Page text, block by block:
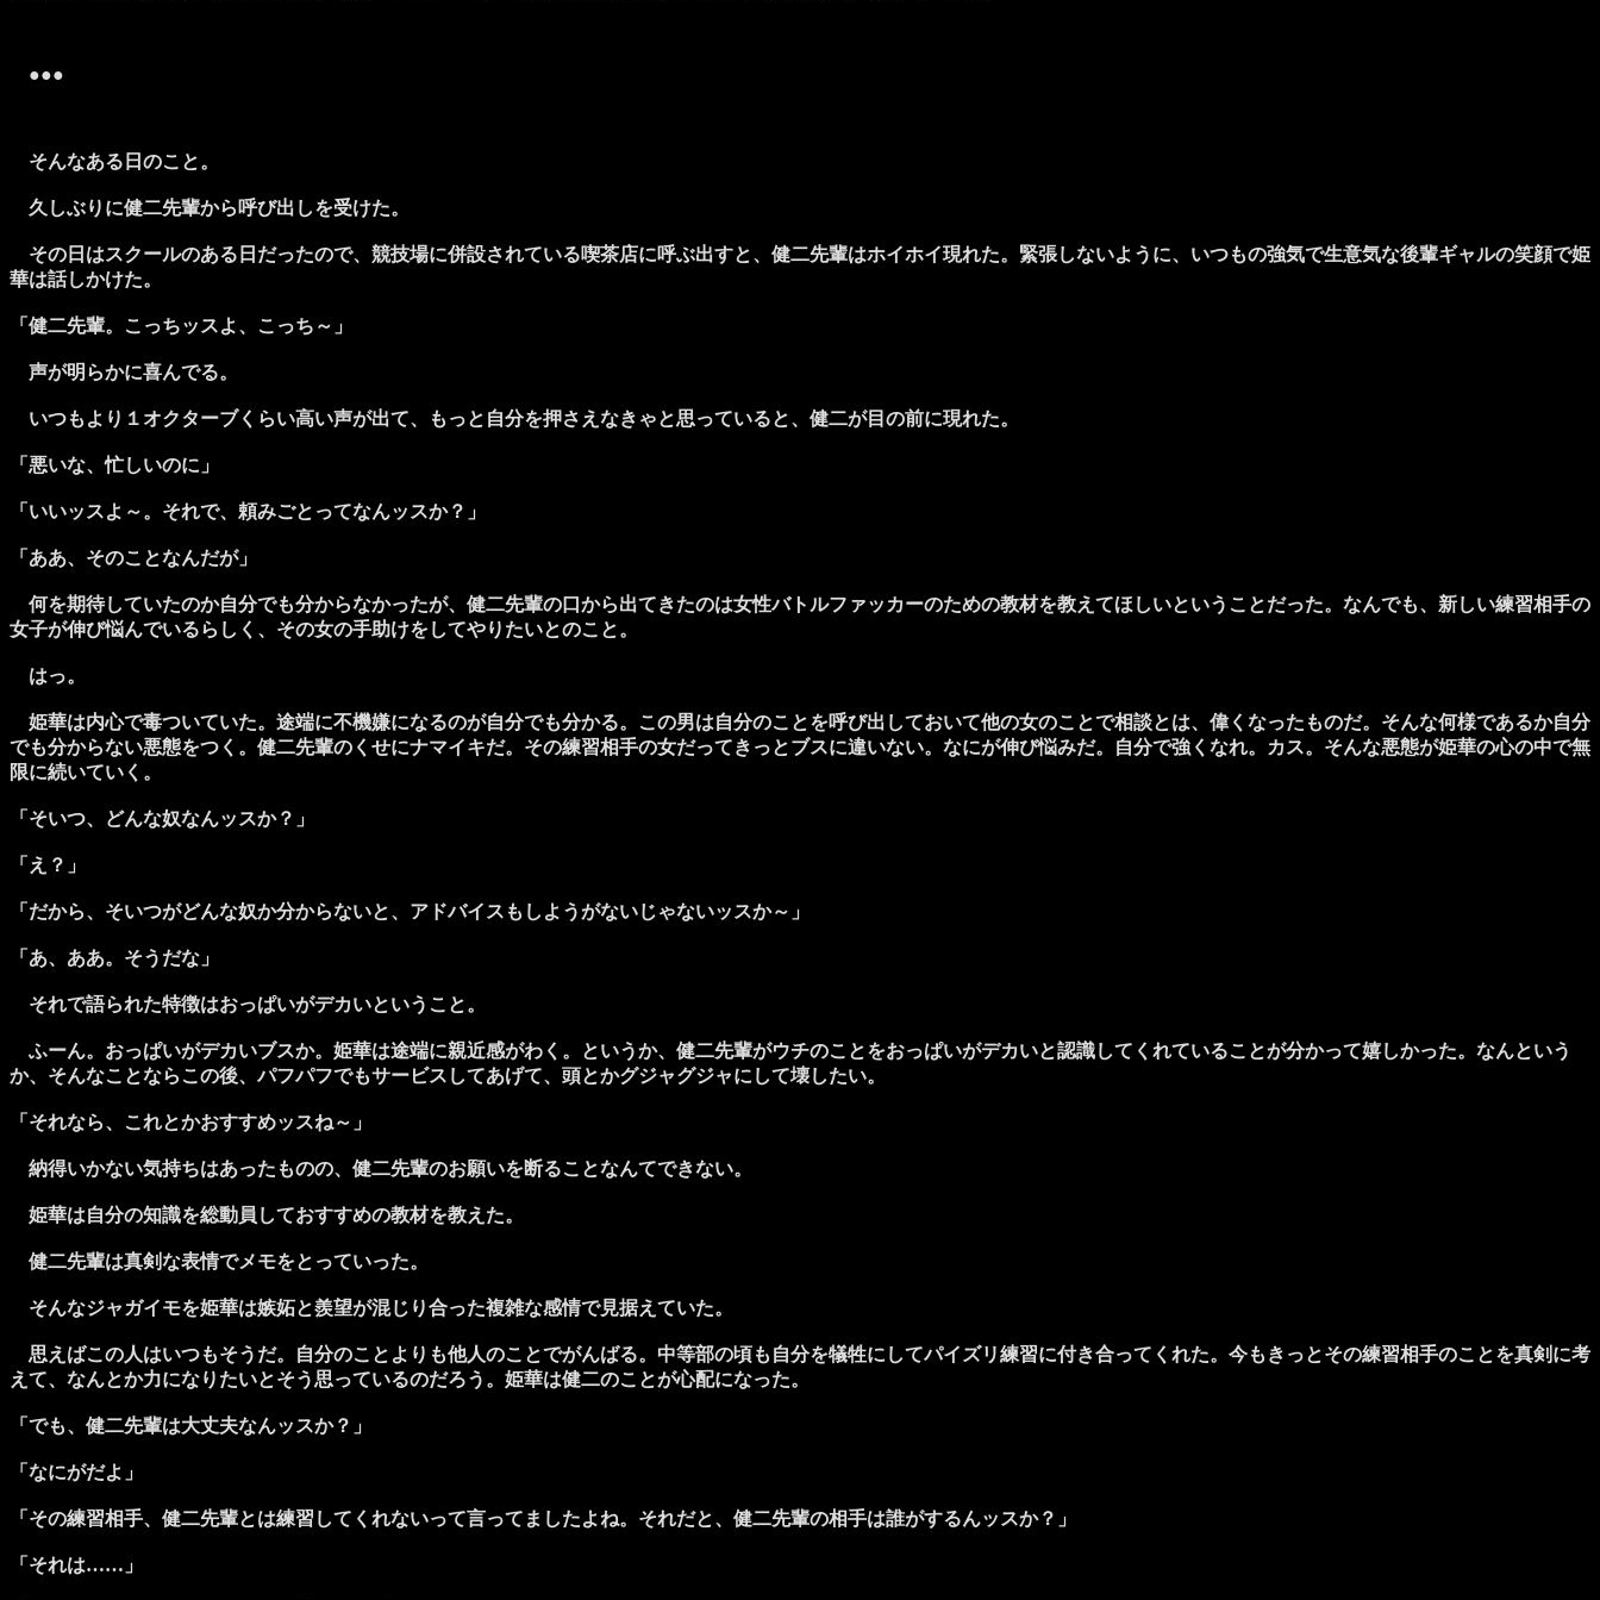
●●●
そんなある日のこと。
久しぶりに健二先輩から呼び出しを受けた。
その日はスクールのある日だったので、競技場に併設されている喫茶店に呼ぶ出すと、健二先輩はホイホイ現れた。緊張しないように、いつもの強気で生意気な後輩ギャルの笑顔で姫
華は話しかけた。
「健二先輩。こっちッスよ、こっち～」
声が明らかに喜んでる。
いつもより１オクターブくらい高い声が出て、もっと自分を押さえなきゃと思っていると、健二が目の前に現れた。
「悪いな、忙しいのに」
「いいッスよ～。それで、頼みごとってなんッスか？」
「ああ、そのことなんだが」
何を期待していたのか自分でも分からなかったが、健二先輩の口から出てきたのは女性バトルファッカーのための教材を教えてほしいということだった。なんでも、新しい練習相手の
女子が伸び悩んでいるらしく、その女の手助けをしてやりたいとのこと。
はっ。
姫華は内心で毒ついていた。途端に不機嫌になるのが自分でも分かる。この男は自分のことを呼び出しておいて他の女のことで相談とは、偉くなったものだ。そんな何様であるか自分
でも分からない悪態をつく。健二先輩のくせにナマイキだ。その練習相手の女だってきっとブスに違いない。なにが伸び悩みだ。自分で強くなれ。カス。そんな悪態が姫華の心の中で無
限に続いていく。
「そいつ、どんな奴なんッスか？」
「え？」
「だから、そいつがどんな奴か分からないと、アドバイスもしようがないじゃないッスか～」
「あ、ああ。そうだな」
それで語られた特徴はおっぱいがデカいということ。
ふーん。おっぱいがデカいブスか。姫華は途端に親近感がわく。というか、健二先輩がウチのことをおっぱいがデカいと認識してくれていることが分かって嬉しかった。なんという
か、そんなことならこの後、パフパフでもサービスしてあげて、頭とかグジャグジャにして壊したい。
「それなら、これとかおすすめッスね～」
納得いかない気持ちはあったものの、健二先輩のお願いを断ることなんてできない。
姫華は自分の知識を総動員しておすすめの教材を教えた。
健二先輩は真剣な表情でメモをとっていった。
そんなジャガイモを姫華は嫉妬と羨望が混じり合った複雑な感情で見据えていた。
思えばこの人はいつもそうだ。自分のことよりも他人のことでがんばる。中等部の頃も自分を犠牲にしてパイズリ練習に付き合ってくれた。今もきっとその練習相手のことを真剣に考
えて、なんとか力になりたいとそう思っているのだろう。姫華は健二のことが心配になった。
「でも、健二先輩は大丈夫なんッスか？」
「なにがだよ」
「その練習相手、健二先輩とは練習してくれないって言ってましたよね。それだと、健二先輩の相手は誰がするんッスか？」
「それは……」